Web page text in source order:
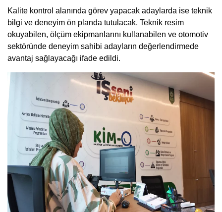
Kalite kontrol alanında görev yapacak adaylarda ise teknik
bilgi ve deneyim ön planda tutulacak. Teknik resim
okuyabilen, ölçüm ekipmanlarını kullanabilen ve otomotiv
sektöründe deneyim sahibi adayların değerlendirmede
avantaj sağlayacağı ifade edildi.